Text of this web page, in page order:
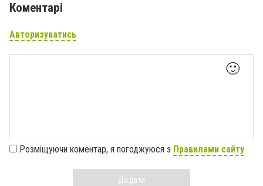
Коментарі
Авторизуватись
🙂
Розміщуючи коментар, я погоджуюся з Правилами сайту
Додати